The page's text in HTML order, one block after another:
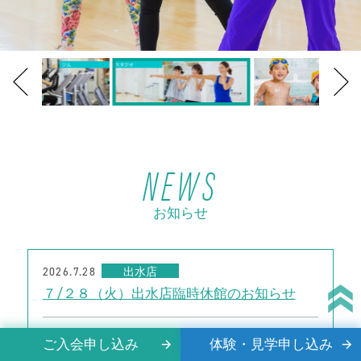
NEWS
お知らせ
2026.7.28 出水店
７/２８（火）出水店臨時休館のお知らせ
2026.7.15 アミュプラザ店
ご入会申し込み 体験・見学申し込み